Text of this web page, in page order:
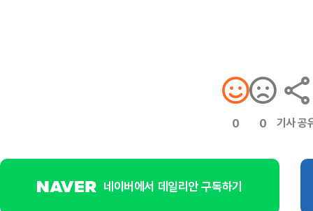
0 0 기사 공
네이버에서 데일리안 구독하기